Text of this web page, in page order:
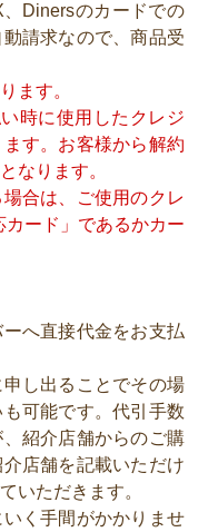
Dinersのカードでの
請求なので、商品受
ます。
時に使用したクレジ
す。お客様から解約
なります。
合は、ご使用のクレ
ード」であるかカー
へ直接代金をお支払
し出ることでその場
可能です。代引手数
紹介店舗からのご購
店舗を記載いただけ
いただきます。
く手間がかかりませ